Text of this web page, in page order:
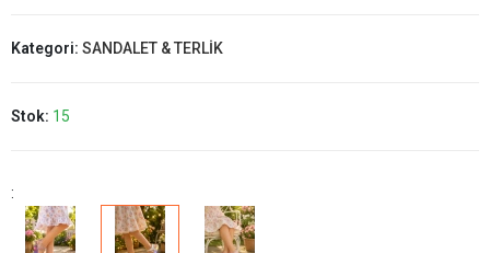
Kategori: SANDALET & TERLİK
Stok: 15
: